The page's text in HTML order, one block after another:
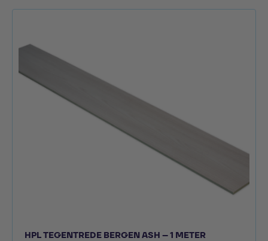
HPL TEGENTREDE BERGEN ASH – 1 METER